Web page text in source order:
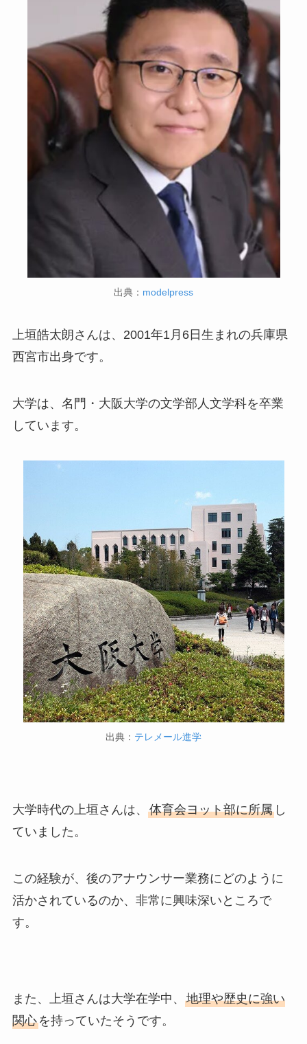
出典： modelpress
上垣皓太朗さんは、2001年1月6日生まれの兵庫県
西宮市出身です。
大学は、名門・大阪大学の文学部人文学科を卒業
しています。
出典： テレメール進学
大学時代の上垣さんは、 体育会ヨット部に所属し
ていました。
この経験が、後のアナウンサー業務にどのように
活かされているのか、非常に興味深いところで
す。
また、上垣さんは大学在学中、 地理や歴史に強い
関心を持っていたそうです。